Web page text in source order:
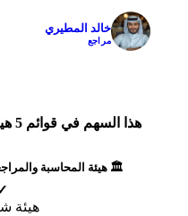
خالد المطيري
مراجع
هذا السهم في قوائم 5 هيئة شرعية
🏛️ هيئة المحاسبة
هيئة